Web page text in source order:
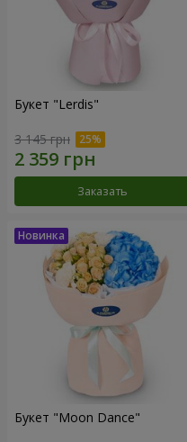
Букет "Lerdis"
3 145 грн
Заказать
Букет "Moon Dance"